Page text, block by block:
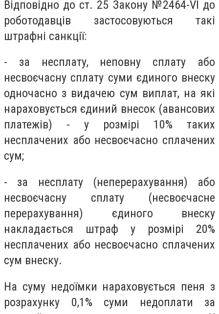
Відповідно до ст. 25 Закону №2464-VI до
роботодавців застосовуються такі
штрафні санкції:
- за несплату, неповну сплату або
несвоєчасну сплату суми єдиного внеску
одночасно з видачею сум виплат, на які
нараховується єдиний внесок (авансових
платежів) - у розмірі 10% таких
несплачених або несвоєчасно сплачених
сум;
- за несплату (неперерахування) або
несвоєчасну сплату (несвоєчасне
перерахування) єдиного внеску
накладається штраф у розмірі 20%
несплачених або несвоєчасно сплачених
сум внеску.
На суму недоїмки нараховується пеня з
розрахунку 0,1% суми недоплати за